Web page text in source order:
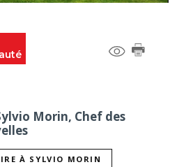
Morin, Chef des
À SYLVIO MORIN